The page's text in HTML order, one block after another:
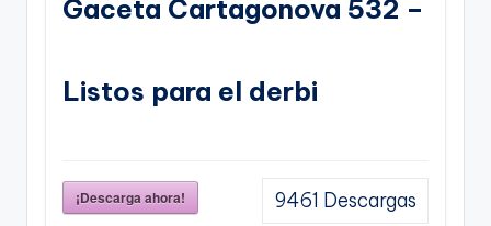
Gaceta Cartagonova 532 –
Listos para el derbi
¡Descarga ahora! 9461 Descargas